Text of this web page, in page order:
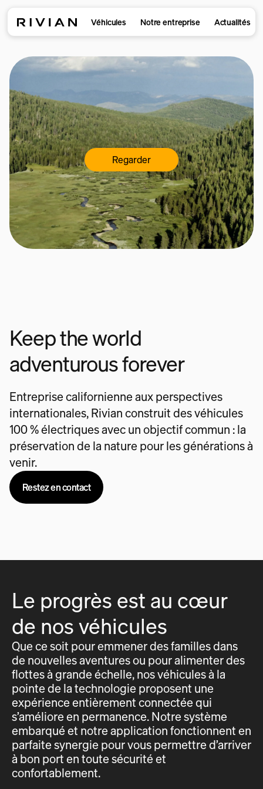
Véhicules Notre entreprise Actualités
Regarder
Keep the world
adventurous forever
Entreprise californienne aux perspectives
internationales, Rivian construit des véhicules
100 % électriques avec un objectif commun : la
préservation de la nature pour les générations à
venir.
Restez en contact
Le progrès est au cœur
de nos véhicules
Que ce soit pour emmener des familles dans
de nouvelles aventures ou pour alimenter des
flottes à grande échelle, nos véhicules à la
pointe de la technologie proposent une
expérience entièrement connectée qui
s’améliore en permanence. Notre système
embarqué et notre application fonctionnent en
parfaite synergie pour vous permettre d’arriver
à bon port en toute sécurité et
confortablement.